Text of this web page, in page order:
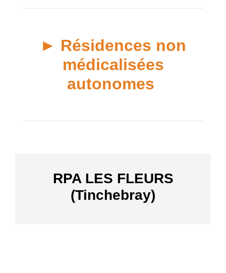
► Résidences non
médicalisées
autonomes
RPA LES FLEURS
(Tinchebray)